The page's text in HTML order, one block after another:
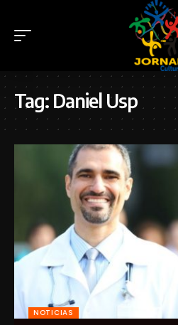
Tag: Daniel Usp
NOTICIAS